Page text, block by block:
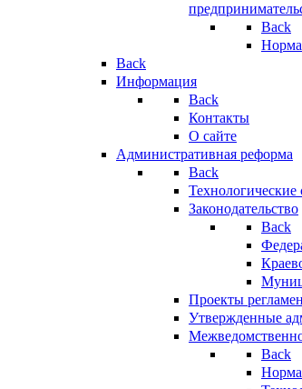
Back
Back
Информация
Back
Контакты
О сайте
Административная реформа
Back
Технологические
Законодательство
Back
Проекты
Утвержденные
Back